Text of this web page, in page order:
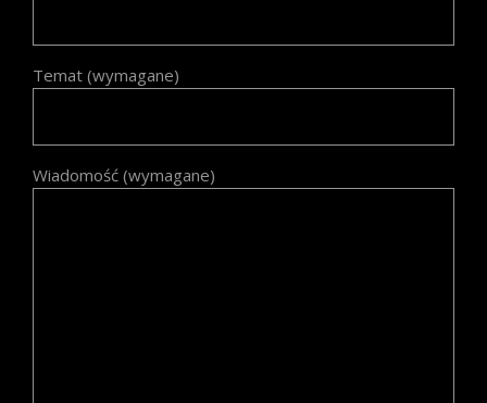
Temat (wymagane)
Wiadomość (wymagane)